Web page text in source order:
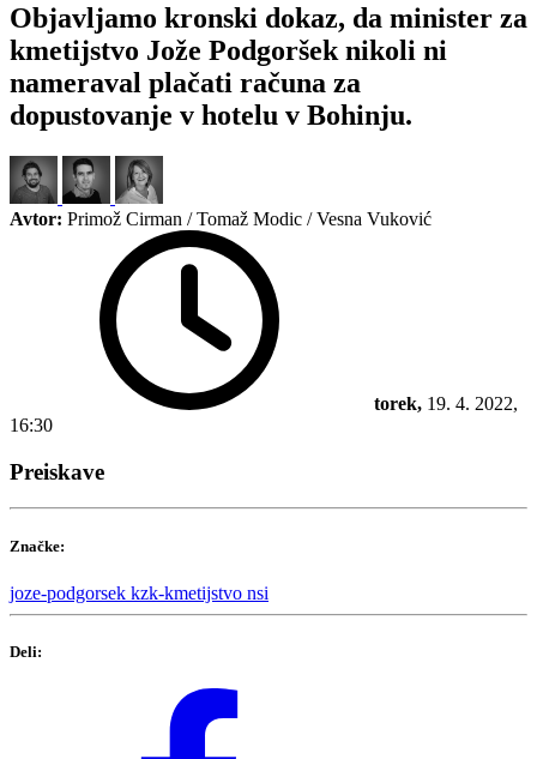
Objavljamo kronski dokaz, da minister za
kmetijstvo Jože Podgoršek nikoli ni
nameraval plačati računa za
dopustovanje v hotelu v Bohinju.
Avtor: Primož Cirman / Tomaž Modic / Vesna Vuković
torek, 19. 4. 2022,
16:30
Preiskave
Značke:
joze-podgorsek kzk-kmetijstvo nsi
Deli: